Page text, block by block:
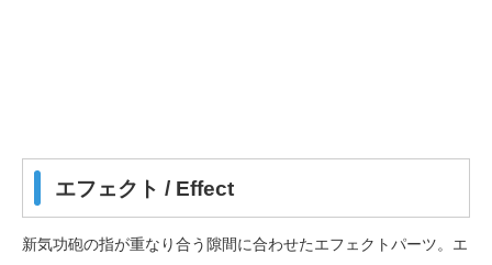
エフェクト / Effect
新気功砲の指が重なり合う隙間に合わせたエフェクトパーツ。エ